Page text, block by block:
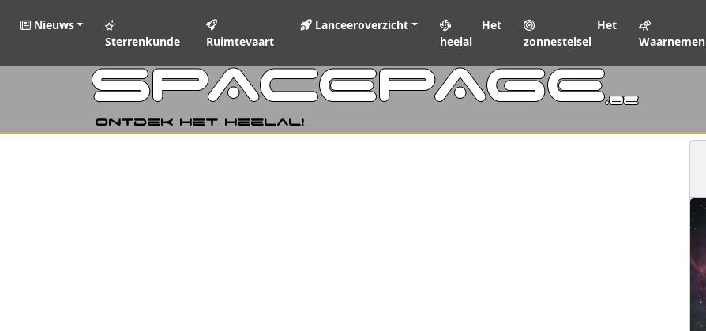
Nieuws
Sterrenkunde
Ruimtevaart
Lanceeroverzicht
Het
heelal
Het
zonnestelsel
Waarnemen
SPACEPAGE.be
Ontdek het heelal!